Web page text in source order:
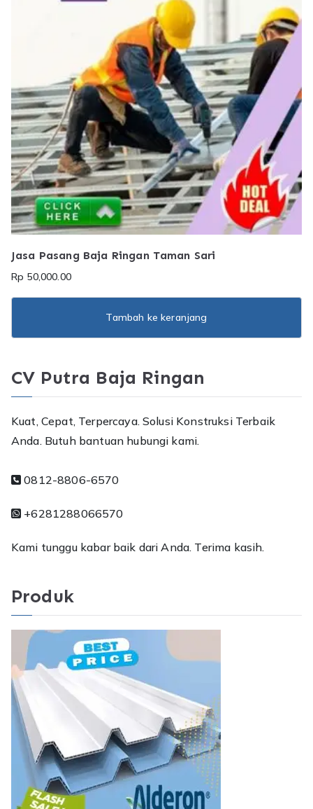
Jasa Pasang Baja Ringan Taman Sari
Rp 50,000.00
Tambah ke keranjang
CV Putra Baja Ringan
Kuat, Cepat, Terpercaya. Solusi Konstruksi Terbaik
Anda. Butuh bantuan hubungi kami.
0812-8806-6570
+6281288066570
Kami tunggu kabar baik dari Anda. Terima kasih.
Produk